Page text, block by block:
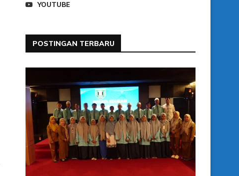
YOUTUBE
POSTINGAN TERBARU